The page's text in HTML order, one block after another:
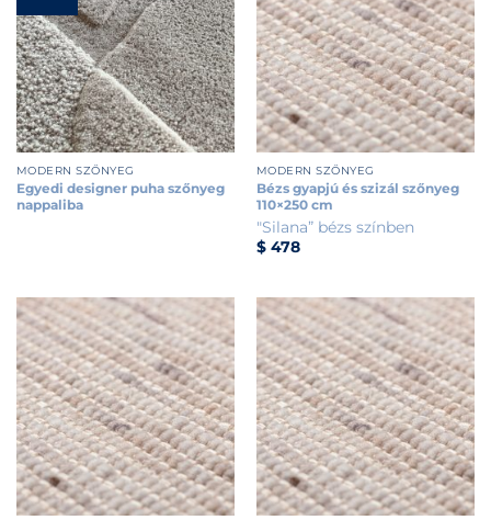
MODERN SZŐNYEG
Egyedi designer puha szőnyeg
nappaliba
MODERN SZŐNYEG
Bézs gyapjú és szizál szőnyeg
110×250 cm
"Silana” bézs színben
$478